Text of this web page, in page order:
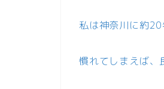
私は神奈川に約
慣れてしまえば、